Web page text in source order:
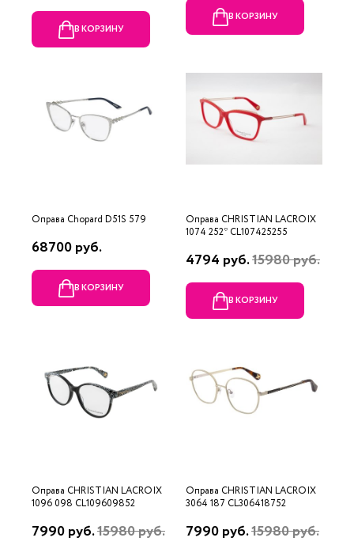
В КОРЗИНУ
В КОРЗИНУ
Оправа Chopard D51S 579
68700 руб.
В КОРЗИНУ
Оправа CHRISTIAN LACROIX
1074 252* CL107425255
4794 руб.15980 руб.
В КОРЗИНУ
Оправа CHRISTIAN LACROIX
1096 098 CL109609852
7990 руб.15980 руб.
Оправа CHRISTIAN LACROIX
3064 187 CL306418752
7990 руб.15980 руб.